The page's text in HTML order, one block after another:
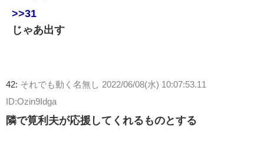
>>31
じゃあ出す
42: それでも動く名無し 2022/06/08(水) 10:07:53.11
ID:Ozin9Idga
隣で筧利夫が応援してくれるものとする